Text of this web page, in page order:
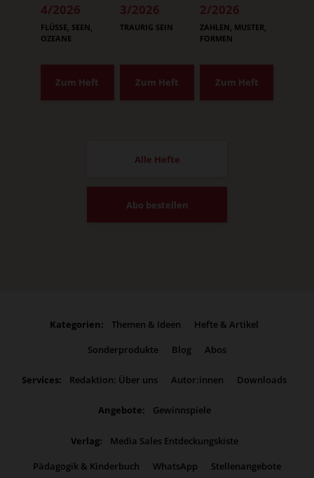
4/2026
:
FLÜSSE, SEEN,
OZEANE
Zum Heft
3/2026
:
TRAURIG SEIN
Zum Heft
2/2026
:
ZAHLEN, MUSTER,
FORMEN
Zum Heft
Alle Hefte
Abo bestellen
Kategorien: Themen & Ideen
Hefte & Artikel
Sonderprodukte
Blog Abos
Services: Redaktion: Über uns Autor:innen Downloads
Angebote: Gewinnspiele
Verlag:
Media Sales Entdeckungskiste
Pädagogik & Kinderbuch
WhatsApp
Stellenangebote